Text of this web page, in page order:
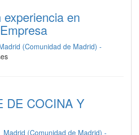
en
(Comunidad de Madrid) -
DE COCINA Y
Madrid (Comunidad de Madrid) -